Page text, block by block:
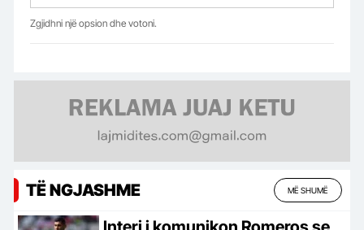
Zgjidhni një opsion dhe votoni.
TË NGJASHME MË SHUMË